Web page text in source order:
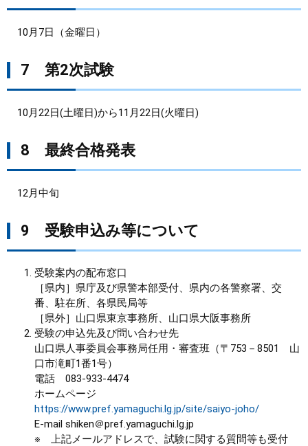
10月7日（金曜日）
7 第2次試験
10月22日(土曜日)から11月22日(火曜日)
8 最終合格発表
12月中旬
9 受験申込み等について
受験案内の配布窓口
［県内］県庁及び県警本部受付、県内の各警察署、交
番、駐在所、各県民局等
［県外］山口県東京事務所、山口県大阪事務所
受験の申込先及び問い合わせ先
山口県人事委員会事務局任用・審査班（〒753－8501 山
口市滝町1番1号）
電話 083-933-4474
ホームページ
https://www.pref.yamaguchi.lg.jp/site/saiyo-joho/
E-mail shiken＠pref.yamaguchi.lg.jp​
※ 上記メールアドレスで、試験に関する質問等も受付